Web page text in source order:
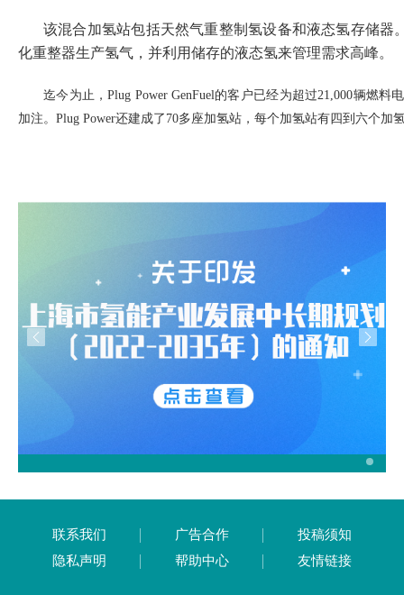
该混合加氢站包括天然气重整制氢设备和液态氢存储器
化重整器生产氢气，并利用储存的液态氢来管理需求高峰。
迄今为止，Plug Power GenFuel的客户已经为超过21,000辆燃料
加注。Plug Power还建成了70多座加氢站，每个加氢站有四到六个加
联系我们 广告合作
投稿须知
隐私声明
帮助中心 友情链接